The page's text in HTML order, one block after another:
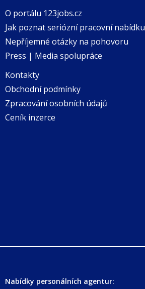
O portálu 123jobs.cz
Jak poznat seriózní pracovní nabídku
Nepříjemné otázky na pohovoru
Press | Media spolupráce
Kontakty
Obchodní podmínky
Zpracování osobních údajů
Ceník inzerce
Nabídky personálních agentur: